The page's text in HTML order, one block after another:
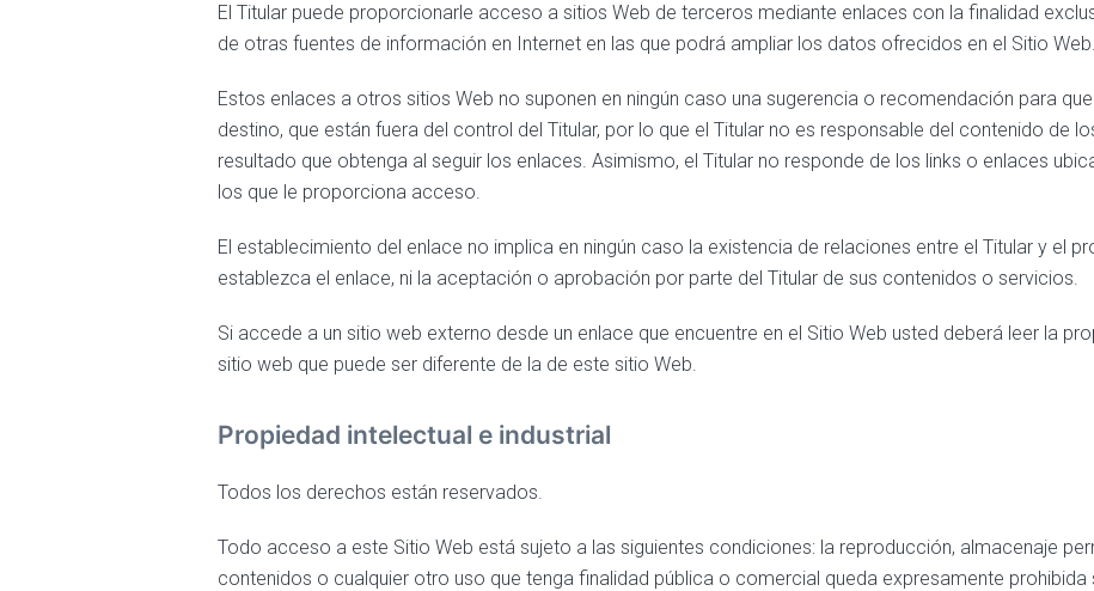
El Titular puede proporcionarle acceso a sitios Web de terceros mediante enlaces con la finalidad
de otras fuentes de información en Internet en las que podrá ampliar los datos ofrecidos en el Sitio Web.
Estos enlaces a otros sitios Web no suponen en ningún caso una sugerencia o recomendación para
destino, que están fuera del control del Titular, por lo que el Titular no es responsable del contenido de
resultado que obtenga al seguir los enlaces. Asimismo, el Titular no responde de los links o enlaces
los que le proporciona acceso.
El establecimiento del enlace no implica en ningún caso la existencia de relaciones entre el Titular y el
establezca el enlace, ni la aceptación o aprobación por parte del Titular de sus contenidos o servicios.
Si accede a un sitio web externo desde un enlace que encuentre en el Sitio Web usted deberá leer la
sitio web que puede ser diferente de la de este sitio Web.
Propiedad intelectual e industrial
Todos los derechos están reservados.
Todo acceso a este Sitio Web está sujeto a las siguientes condiciones: la reproducción, almacenaje
contenidos o cualquier otro uso que tenga finalidad pública o comercial queda expresamente